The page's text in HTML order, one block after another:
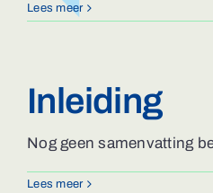
Lees meer
Inleiding
Nog geen samenvatting
Lees meer